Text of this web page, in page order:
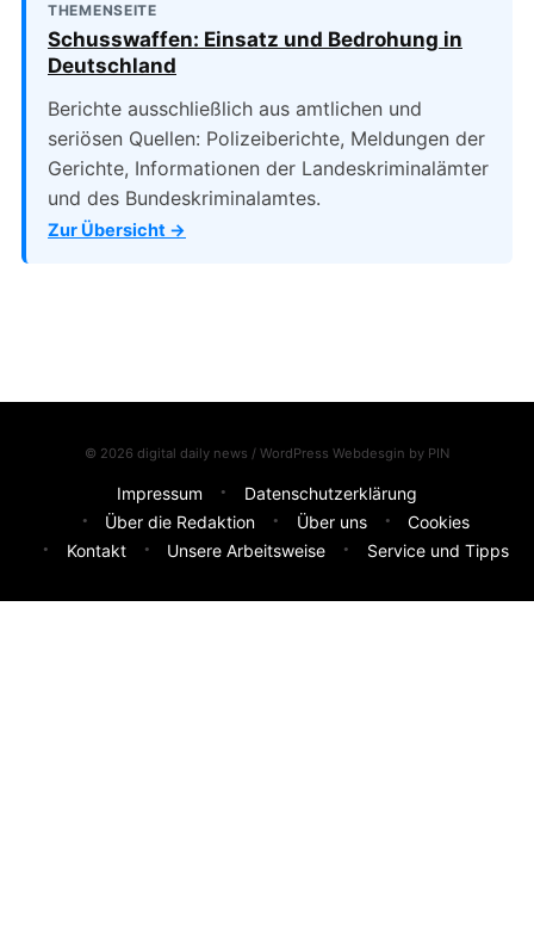
THEMENSEITE
Schusswaffen: Einsatz und Bedrohung in
Deutschland
Berichte ausschließlich aus amtlichen und
seriösen Quellen: Polizeiberichte, Meldungen der
Gerichte, Informationen der Landeskriminalämter
und des Bundeskriminalamtes.
Zur Übersicht →
© 2026 digital daily news / WordPress Webdesgin by PIN
Impressum
Datenschutzerklärung
Über die Redaktion
Über uns
Cookies
Kontakt
Unsere Arbeitsweise Service und Tipps